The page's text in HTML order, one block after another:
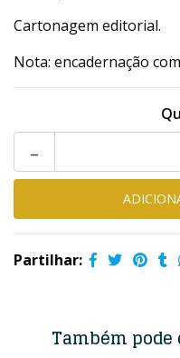
Cartonagem editorial.
Nota: encadernação
-
Partilhar:
Também